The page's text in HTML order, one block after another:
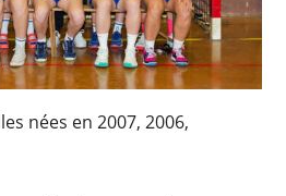
nées en 2007, 2006,